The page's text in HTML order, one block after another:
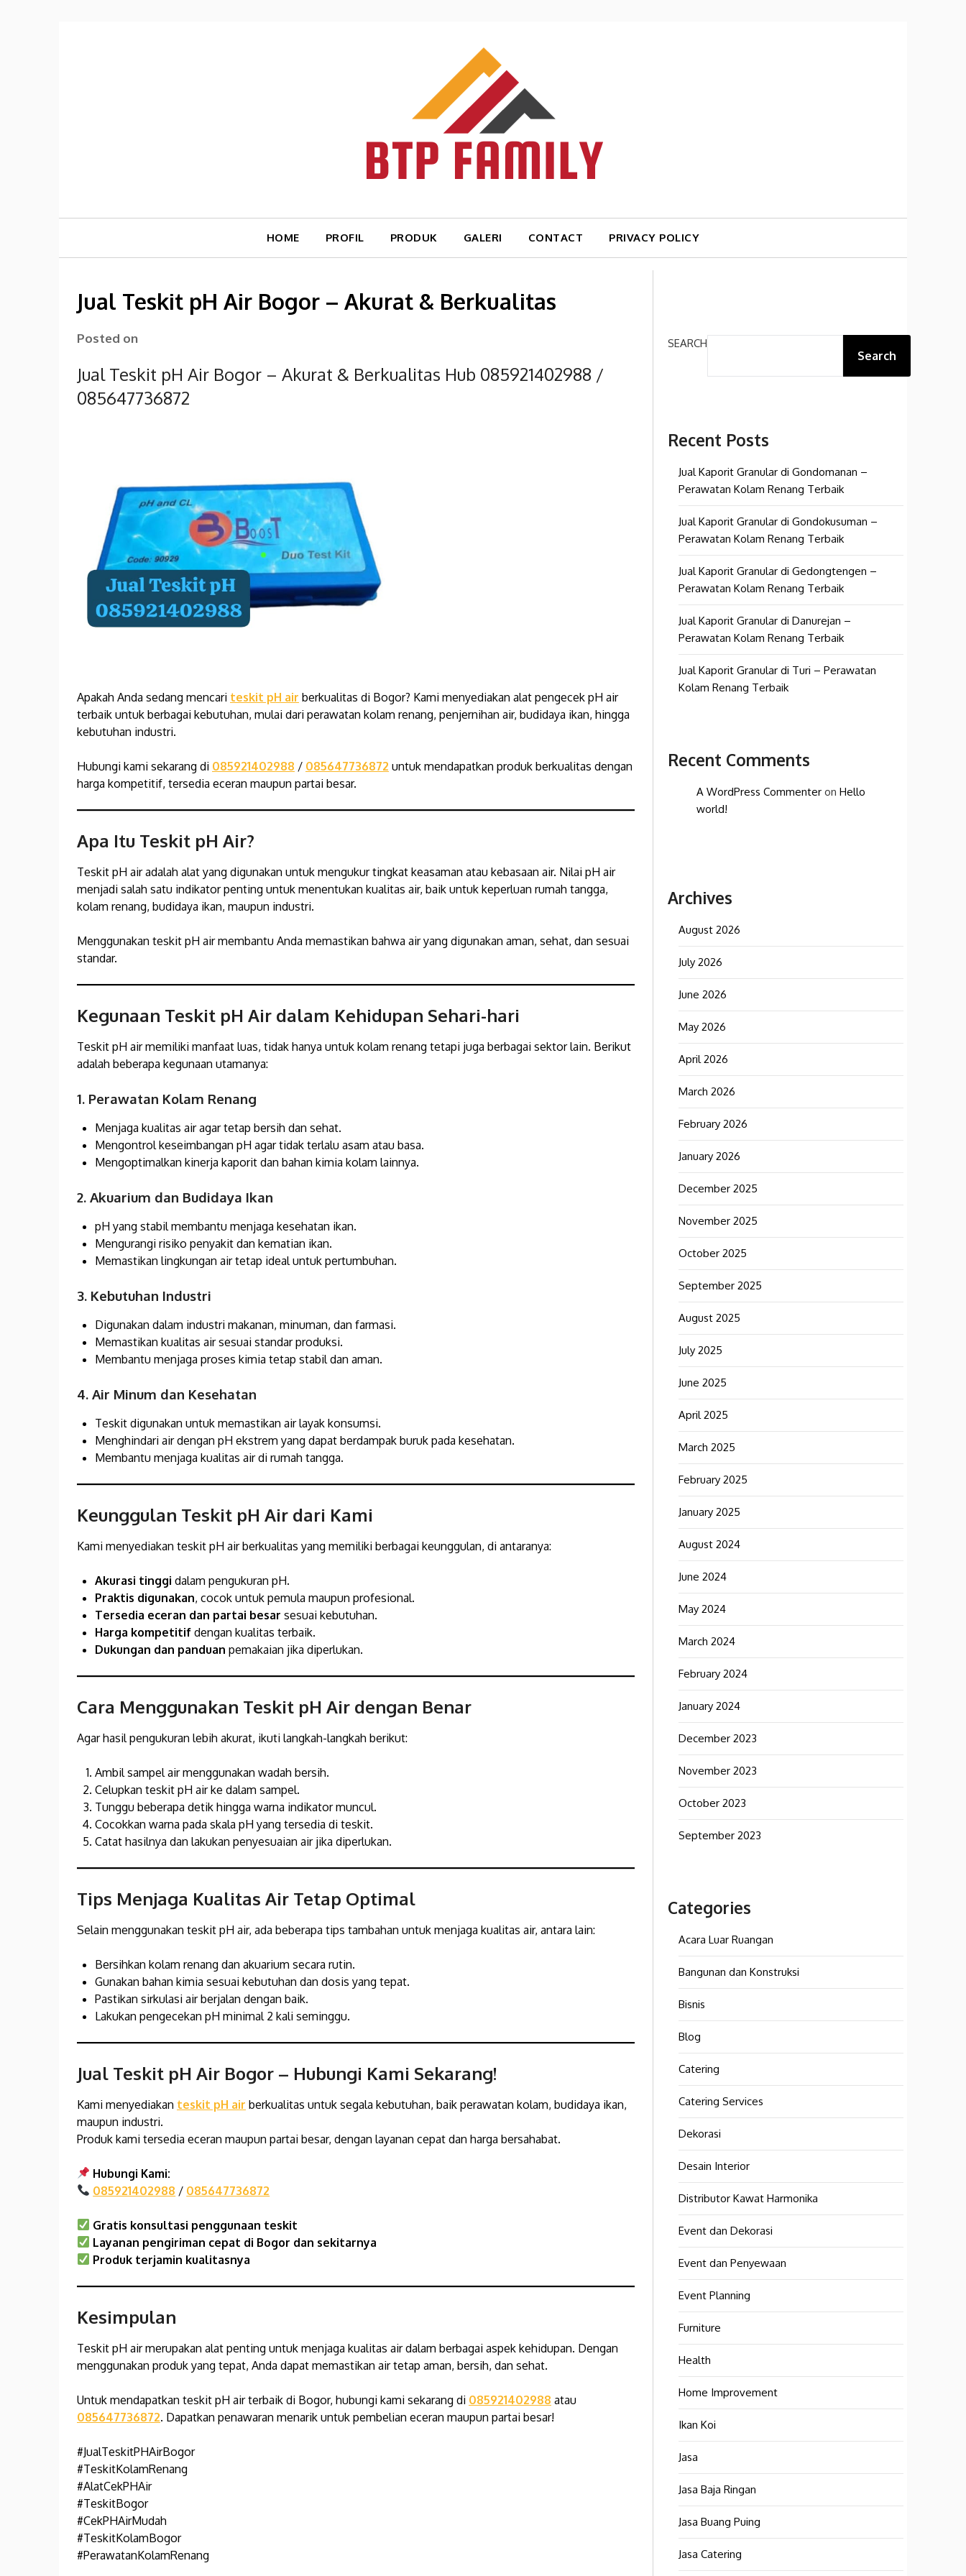
HOME PROFIL PRODUK GALERI CONTACT PRIVACY POLICY
Jual Teskit pH Air Bogor – Akurat & Berkualitas
Posted on
Jual Teskit pH Air Bogor – Akurat & Berkualitas Hub 085921402988 /
085647736872
Apakah Anda sedang mencari teskit pH air berkualitas di Bogor? Kami menyediakan alat pengecek pH air
terbaik untuk berbagai kebutuhan, mulai dari perawatan kolam renang, penjernihan air, budidaya ikan, hingga
kebutuhan industri.
Hubungi kami sekarang di 085921402988 / 085647736872 untuk mendapatkan produk berkualitas dengan
harga kompetitif, tersedia eceran maupun partai besar.
Apa Itu Teskit pH Air?
Teskit pH air adalah alat yang digunakan untuk mengukur tingkat keasaman atau kebasaan air. Nilai pH air
menjadi salah satu indikator penting untuk menentukan kualitas air, baik untuk keperluan rumah tangga,
kolam renang, budidaya ikan, maupun industri.
Menggunakan teskit pH air membantu Anda memastikan bahwa air yang digunakan aman, sehat, dan sesuai
standar.
Kegunaan Teskit pH Air dalam Kehidupan Sehari-hari
Teskit pH air memiliki manfaat luas, tidak hanya untuk kolam renang tetapi juga berbagai sektor lain. Berikut
adalah beberapa kegunaan utamanya:
1. Perawatan Kolam Renang
Menjaga kualitas air agar tetap bersih dan sehat.
Mengontrol keseimbangan pH agar tidak terlalu asam atau basa.
Mengoptimalkan kinerja kaporit dan bahan kimia kolam lainnya.
2. Akuarium dan Budidaya Ikan
pH yang stabil membantu menjaga kesehatan ikan.
Mengurangi risiko penyakit dan kematian ikan.
Memastikan lingkungan air tetap ideal untuk pertumbuhan.
3. Kebutuhan Industri
Digunakan dalam industri makanan, minuman, dan farmasi.
Memastikan kualitas air sesuai standar produksi.
Membantu menjaga proses kimia tetap stabil dan aman.
4. Air Minum dan Kesehatan
Teskit digunakan untuk memastikan air layak konsumsi.
Menghindari air dengan pH ekstrem yang dapat berdampak buruk pada kesehatan.
Membantu menjaga kualitas air di rumah tangga.
Keunggulan Teskit pH Air dari Kami
Kami menyediakan teskit pH air berkualitas yang memiliki berbagai keunggulan, di antaranya:
Akurasi tinggi dalam pengukuran pH.
Praktis digunakan, cocok untuk pemula maupun profesional.
Tersedia eceran dan partai besar sesuai kebutuhan.
Harga kompetitif dengan kualitas terbaik.
Dukungan dan panduan pemakaian jika diperlukan.
Cara Menggunakan Teskit pH Air dengan Benar
Agar hasil pengukuran lebih akurat, ikuti langkah-langkah berikut:
Ambil sampel air menggunakan wadah bersih.
Celupkan teskit pH air ke dalam sampel.
Tunggu beberapa detik hingga warna indikator muncul.
Cocokkan warna pada skala pH yang tersedia di teskit.
Catat hasilnya dan lakukan penyesuaian air jika diperlukan.
Tips Menjaga Kualitas Air Tetap Optimal
Selain menggunakan teskit pH air, ada beberapa tips tambahan untuk menjaga kualitas air, antara lain:
Bersihkan kolam renang dan akuarium secara rutin.
Gunakan bahan kimia sesuai kebutuhan dan dosis yang tepat.
Pastikan sirkulasi air berjalan dengan baik.
Lakukan pengecekan pH minimal 2 kali seminggu.
Jual Teskit pH Air Bogor – Hubungi Kami Sekarang!
Kami menyediakan teskit pH air berkualitas untuk segala kebutuhan, baik perawatan kolam, budidaya ikan,
maupun industri.
Produk kami tersedia eceran maupun partai besar, dengan layanan cepat dan harga bersahabat.
Hubungi Kami:
085921402988 / 085647736872
Gratis konsultasi penggunaan teskit
Layanan pengiriman cepat di Bogor dan sekitarnya
Produk terjamin kualitasnya
Kesimpulan
Teskit pH air merupakan alat penting untuk menjaga kualitas air dalam berbagai aspek kehidupan. Dengan
menggunakan produk yang tepat, Anda dapat memastikan air tetap aman, bersih, dan sehat.
Untuk mendapatkan teskit pH air terbaik di Bogor, hubungi kami sekarang di 085921402988 atau
085647736872. Dapatkan penawaran menarik untuk pembelian eceran maupun partai besar!
#JualTeskitPHAirBogor
#TeskitKolamRenang
#AlatCekPHAir
#TeskitBogor
#CekPHAirMudah
#TeskitKolamBogor
#PerawatanKolamRenang
SEARCH
Search
Recent Posts
Jual Kaporit Granular di Gondomanan –
Perawatan Kolam Renang Terbaik
Jual Kaporit Granular di Gondokusuman –
Perawatan Kolam Renang Terbaik
Jual Kaporit Granular di Gedongtengen –
Perawatan Kolam Renang Terbaik
Jual Kaporit Granular di Danurejan –
Perawatan Kolam Renang Terbaik
Jual Kaporit Granular di Turi – Perawatan
Kolam Renang Terbaik
Recent Comments
A WordPress Commenter on Hello
world!
Archives
August 2026
July 2026
June 2026
May 2026
April 2026
March 2026
February 2026
January 2026
December 2025
November 2025
October 2025
September 2025
August 2025
July 2025
June 2025
April 2025
March 2025
February 2025
January 2025
August 2024
June 2024
May 2024
March 2024
February 2024
January 2024
December 2023
November 2023
October 2023
September 2023
Categories
Acara Luar Ruangan
Bangunan dan Konstruksi
Bisnis
Blog
Catering
Catering Services
Dekorasi
Desain Interior
Distributor Kawat Harmonika
Event dan Dekorasi
Event dan Penyewaan
Event Planning
Furniture
Health
Home Improvement
Ikan Koi
Jasa
Jasa Baja Ringan
Jasa Buang Puing
Jasa Catering